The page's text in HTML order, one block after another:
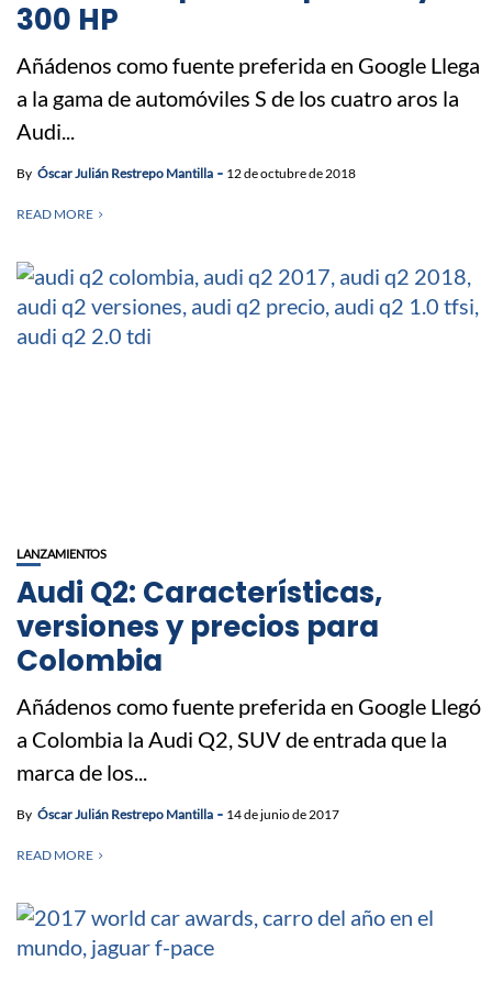
300 HP
Añádenos como fuente preferida en Google Llega
a la gama de automóviles S de los cuatro aros la
Audi...
By Óscar Julián Restrepo Mantilla 12 de octubre de 2018
READ MORE
LANZAMIENTOS
Audi Q2: Características,
versiones y precios para
Colombia
Añádenos como fuente preferida en Google Llegó
a Colombia la Audi Q2, SUV de entrada que la
marca de los...
By Óscar Julián Restrepo Mantilla 14 de junio de 2017
READ MORE